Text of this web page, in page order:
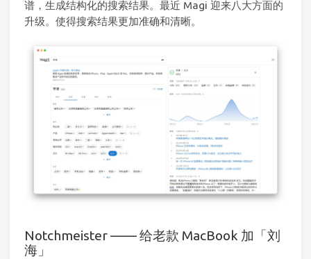
谱，生成结构化的搜索结果。最近 Magi 迎来八大方面的
升级。使得搜索结果更加准确和清晰。
Notchmeister —— 给老款 MacBook 加「刘
海」